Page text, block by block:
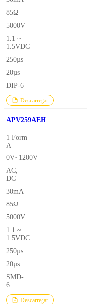
85Ω
5000V
1.1 ~
1.5VDC
250µs
20µs
DIP-6
Descarregar
APV259AEH
1 Form
A
(SPST-
NO)
0V~1200V
AC,
DC
30mA
85Ω
5000V
1.1 ~
1.5VDC
250µs
20µs
SMD-
6
Descarregar